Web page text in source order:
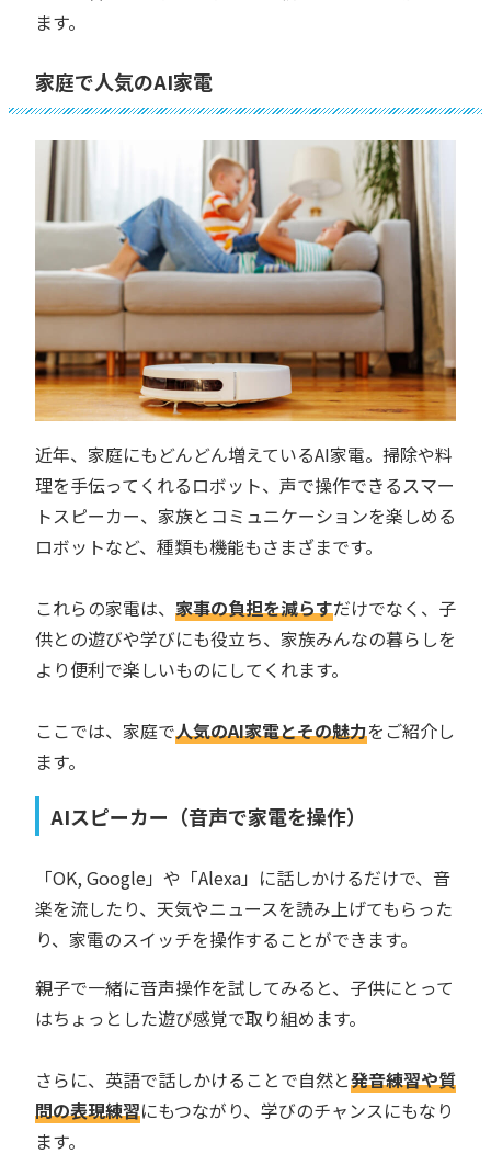
ます。
家庭で人気のAI家電
近年、家庭にもどんどん増えているAI家電。掃除や料
理を手伝ってくれるロボット、声で操作できるスマー
トスピーカー、家族とコミュニケーションを楽しめる
ロボットなど、種類も機能もさまざまです。
これらの家電は、 家事の負担を減らすだけでなく、子
供との遊びや学びにも役立ち、家族みんなの暮らしを
より便利で楽しいものにしてくれます。
ここでは、家庭で人気のAI家電とその魅力をご紹介し
ます。
AIスピーカー（音声で家電を操作）
「OK, Google」や「Alexa」に話しかけるだけで、音
楽を流したり、天気やニュースを読み上げてもらった
り、家電のスイッチを操作することができます。
親子で一緒に音声操作を試してみると、子供にとって
はちょっとした遊び感覚で取り組めます。
さらに、英語で話しかけることで自然と発音練習や質
問の表現練習にもつながり、学びのチャンスにもなり
ます。